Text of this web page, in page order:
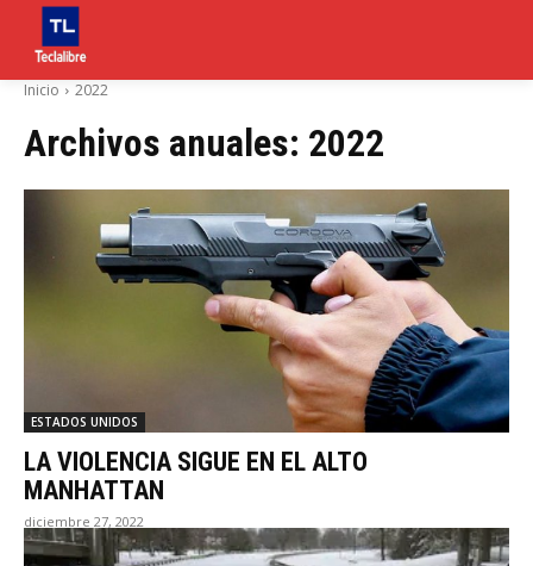
Inicio 2022
Archivos anuales: 2022
ESTADOS UNIDOS
LA VIOLENCIA SIGUE EN EL ALTO
MANHATTAN
diciembre 27, 2022